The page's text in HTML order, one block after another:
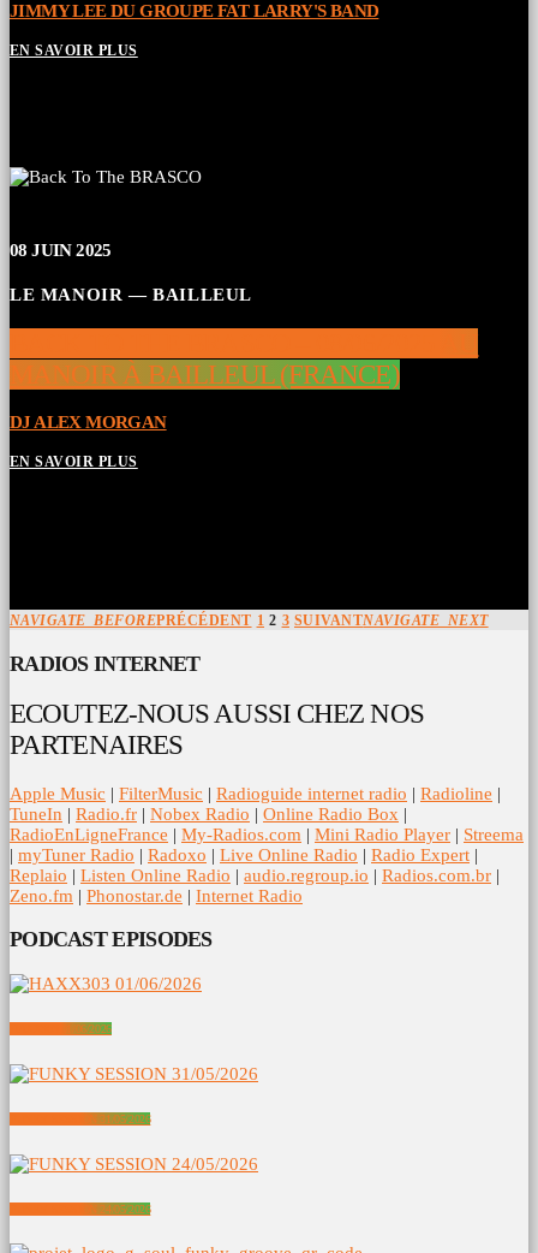
JIMMY LEE DU GROUPE FAT LARRY'S BAND
EN SAVOIR PLUS
08 JUIN 2025
LE MANOIR — BAILLEUL
MANOIR À BAILLEUL (FRANCE)
DJ ALEX MORGAN
EN SAVOIR PLUS
NAVIGATE_BEFOREPRÉCÉDENT 1 2 3 SUIVANTNAVIGATE_NEXT
RADIOS INTERNET
ECOUTEZ-NOUS AUSSI CHEZ NOS
PARTENAIRES
Apple Music | FilterMusic | Radioguide internet radio | Radioline |
TuneIn | Radio.fr | Nobex Radio | Online Radio Box |
RadioEnLigneFrance | My-Radios.com | Mini Radio Player | Streema
| myTuner Radio | Radoxo | Live Online Radio | Radio Expert |
Replaio | Listen Online Radio | audio.regroup.io | Radios.com.br |
Zeno.fm | Phonostar.de | Internet Radio
PODCAST EPISODES
HAXX303 01/06/2026
FUNKY SESSION 31/05/2026
FUNKY SESSION 24/05/2026